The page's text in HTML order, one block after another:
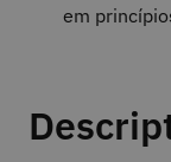
em